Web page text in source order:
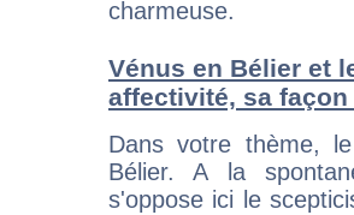
charmeuse.
Vénus en Bélier et
affectivité, sa
Dans votre thème,
Bélier. A la
s'oppose ici le